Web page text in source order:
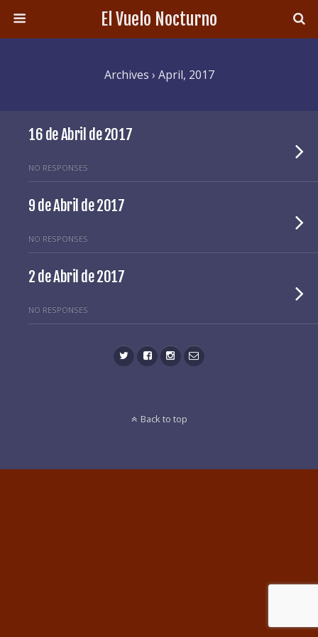
El Vuelo Nocturno
Archives › April, 2017
16 de Abril de 2017
NO RESPONSES
9 de Abril de 2017
NO RESPONSES
2 de Abril de 2017
NO RESPONSES
Back to top